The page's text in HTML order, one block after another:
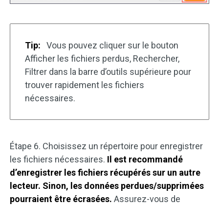
Tip:
Vous pouvez cliquer sur le bouton
Afficher les fichiers perdus, Rechercher,
Filtrer dans la barre d’outils supérieure pour
trouver rapidement les fichiers
nécessaires.
Étape 6. Choisissez un répertoire pour enregistrer
les fichiers nécessaires. Il est recommandé
d’enregistrer les fichiers récupérés sur un autre
lecteur. Sinon, les données perdues/supprimées
pourraient être écrasées. Assurez-vous de